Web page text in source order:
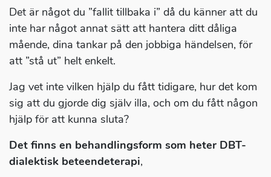
Det är något du ”fallit tillbaka i” då du känner att du
inte har något annat sätt att hantera ditt dåliga
mående, dina tankar på den jobbiga händelsen, för
att ”stå ut” helt enkelt.
Jag vet inte vilken hjälp du fått tidigare, hur det kom
sig att du gjorde dig själv illa, och om du fått någon
hjälp för att kunna sluta?
Det finns en behandlingsform som heter DBT-
dialektisk beteendeterapi,